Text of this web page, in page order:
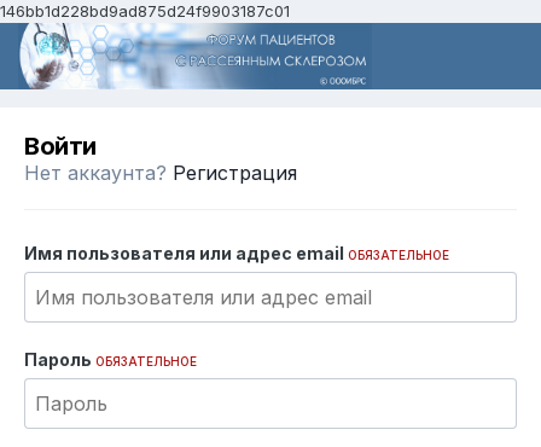
146bb1d228bd9ad875d24f9903187c01
Войти
Нет аккаунта? Регистрация
Имя пользователя или адрес email ОБЯЗАТЕЛЬНОЕ
Пароль ОБЯЗАТЕЛЬНОЕ